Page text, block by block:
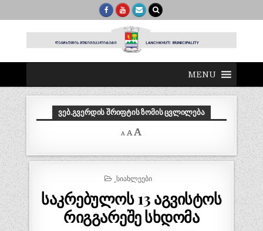
MENU
ᲕᲔᲑ.ᲒᲕᲔᲠᲓᲘᲡ ᲨᲠᲘᲤᲢᲘᲡ ᲖᲝᲛᲘᲡ ᲪᲕᲚᲘᲚᲔᲑᲐ
A
Decrease
font
A Reset
A
size.
POSTED
_ᲡᲘᲐᲮᲚᲔᲔᲑᲘ
საკრებულოს 13 აგვისტოს
რიგგარეშე სხდომა